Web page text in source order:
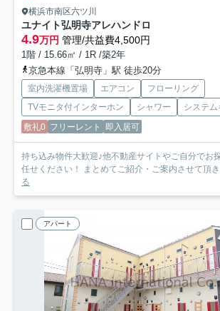
横浜市南区六ツ川
ユナイト弘明寺アレハンドロ
4.9万円 管理/共益費4,500円
1階 / 15.66㎡ / 1R /築2年
京急本線「弘明寺」駅 徒歩20分
室内洗濯機置場 エアコン
フローリング
TVモニタ付インターホン
シャワー
システム
敷礼0 フリーレント 即入居可
持ち込み物件大歓迎♪他不動産サイトやご自分でお
任せください！ まとめてご紹介・ご案内させて頂
る
アパート